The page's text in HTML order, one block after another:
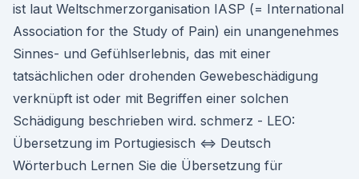
ist laut Weltschmerzorganisation IASP (= International
Association for the Study of Pain) ein unangenehmes
Sinnes- und Gefühlserlebnis, das mit einer
tatsächlichen oder drohenden Gewebeschädigung
verknüpft ist oder mit Begriffen einer solchen
Schädigung beschrieben wird. schmerz - LEO:
Übersetzung im Portugiesisch ⇔ Deutsch
Wörterbuch Lernen Sie die Übersetzung für